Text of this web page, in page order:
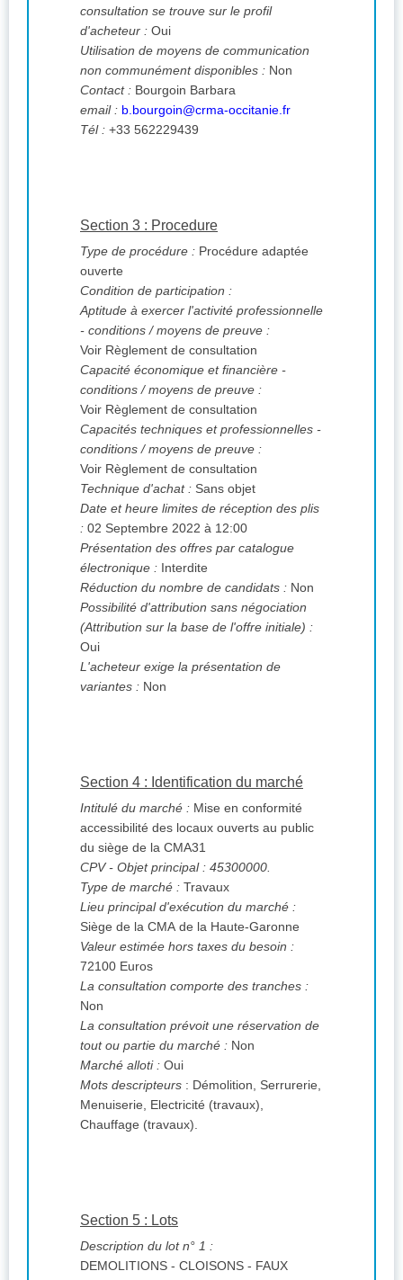
consultation se trouve sur le profil
d'acheteur : Oui
Utilisation de moyens de communication
non communément disponibles : Non
Contact :
Bourgoin Barbara
email : b.bourgoin@crma-occitanie.fr
Tél : +33 562229439
Section 3 : Procedure
Type de procédure : Procédure adaptée
ouverte
Condition de participation :
Aptitude à exercer l'activité professionnelle
- conditions / moyens de preuve :
Voir Règlement de consultation
Capacité économique et financière -
conditions / moyens de preuve :
Voir Règlement de consultation
Capacités techniques et professionnelles -
conditions / moyens de preuve :
Voir Règlement de consultation
Technique d'achat : Sans objet
Date et heure limites de réception des plis
: 02 Septembre 2022 à 12:00
Présentation des offres par catalogue
électronique : Interdite
Réduction du nombre de candidats : Non
Possibilité d'attribution sans négociation
(Attribution sur la base de l'offre initiale) :
Oui
L'acheteur exige la présentation de
variantes : Non
Section 4 : Identification du marché
Intitulé du marché : Mise en conformité
accessibilité des locaux ouverts au public
du siège de la CMA31
CPV- Objet principal : 45300000.
Type de marché : Travaux
Lieu principal d'exécution du marché :
Siège de la CMA de la Haute-Garonne
Valeur estimée hors taxes du besoin :
72100 Euros
La consultation comporte des tranches :
Non
La consultation prévoit une réservation de
tout ou partie du marché : Non
Marché alloti : Oui
Mots descripteurs : Démolition, Serrurerie,
Menuiserie, Electricité (travaux),
Chauffage (travaux).
Section 5 : Lots
Description du lot n° 1 :
DEMOLITIONS - CLOISONS - FAUX